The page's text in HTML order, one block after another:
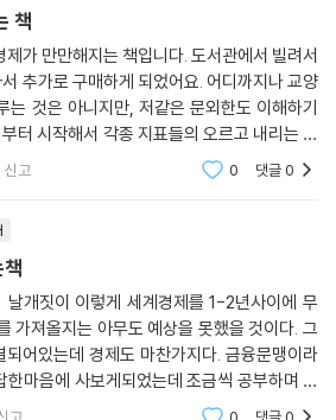
책
가 만만해지는 책입니다. 도서관에서 빌려서
추가로 구매하게 되었어요. 어디까지나 교양
는 것은 아니지만, 저같은 문외한도 이해하기
터 시작해서 각종 지표들의 오르고 내리는 이
주고 있어서 입문서로는 최적인 것 같습니다.
신고 0 댓글0
날개짓이 이렇게 세계경제를 1-2년사이에 무
가져올지는 아무도 예상을 못했을 것이다. 그
어있는데 경제도 마찬가지다. 금융문맹이라
마음에 사보게되었는데 조금씩 공부하며 읽
세계경제가 연결되어있으며 굴러가는지, 그